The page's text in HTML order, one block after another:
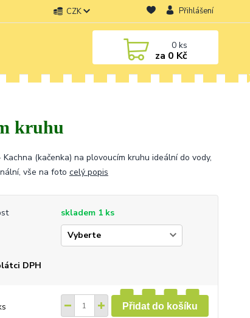
CZK Přihlášení
0ks
za 0 Kč
kruhu
(kačenka) na plovoucím kruhu ideální do vody,
vše na foto celý popis
skladem 1 ks
DPH
Přidat do košíku